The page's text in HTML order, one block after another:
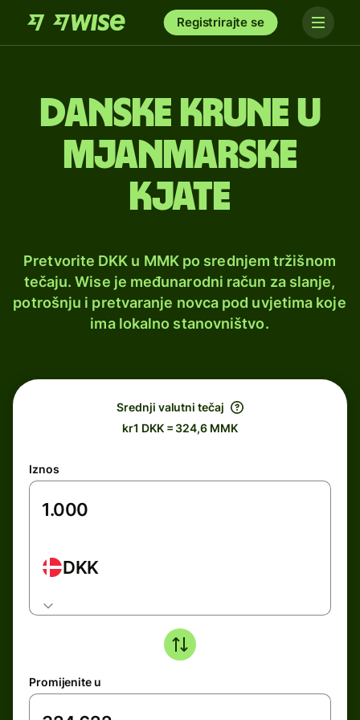
Registrirajte se
Danske krune u
mjanmarske
kjate
Pretvorite DKK u MMK po srednjem tržišnom
tečaju. Wise je međunarodni račun za slanje,
potrošnju i pretvaranje novca pod uvjetima koje
ima lokalno stanovništvo.
Srednji valutni tečaj
kr1 DKK = 324,6 MMK
Iznos
DKK
Promijenite u